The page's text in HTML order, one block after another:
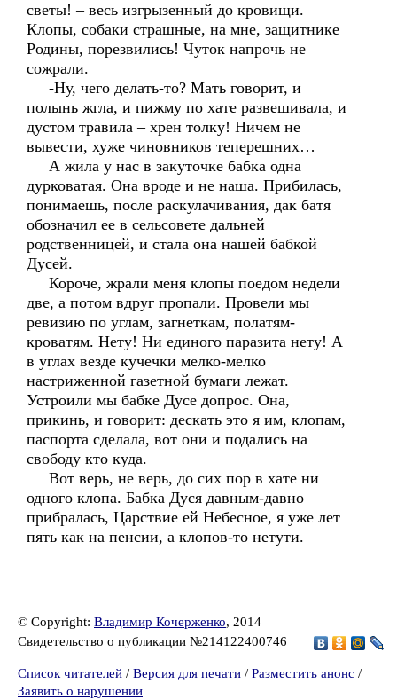
светы! – весь изгрызенный до кровищи.
Клопы, собаки страшные, на мне, защитнике
Родины, порезвились! Чуток напрочь не
сожрали.
-Ну, чего делать-то? Мать говорит, и
полынь жгла, и пижму по хате развешивала, и
дустом травила – хрен толку! Ничем не
вывести, хуже чиновников теперешних…
А жила у нас в закуточке бабка одна
дурковатая. Она вроде и не наша. Прибилась,
понимаешь, после раскулачивания, дак батя
обозначил ее в сельсовете дальней
родственницей, и стала она нашей бабкой
Дусей.
Короче, жрали меня клопы поедом недели
две, а потом вдруг пропали. Провели мы
ревизию по углам, загнеткам, полатям-
кроватям. Нету! Ни единого паразита нету! А
в углах везде кучечки мелко-мелко
настриженной газетной бумаги лежат.
Устроили мы бабке Дусе допрос. Она,
прикинь, и говорит: дескать это я им, клопам,
паспорта сделала, вот они и подались на
свободу кто куда.
Вот верь, не верь, до сих пор в хате ни
одного клопа. Бабка Дуся давным-давно
прибралась, Царствие ей Небесное, я уже лет
пять как на пенсии, а клопов-то нетути.
© Copyright: Владимир Кочерженко, 2014
Свидетельство о публикации №214122400746
Список читателей / Версия для печати / Разместить анонс /
Заявить о нарушении